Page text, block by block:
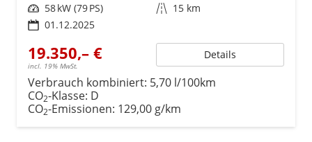
Leistung 58 kW (79 PS) Kilometerstand 15 km
01.12.2025
19.350,– €
incl. 19% MwSt.
Details
Verbrauch kombiniert: 5,70 l/100km
CO2-Klasse: D
CO2-Emissionen: 129,00 g/km